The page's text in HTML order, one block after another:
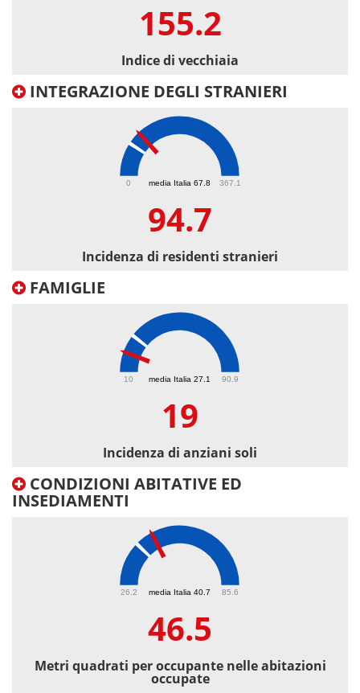
155.2
Indice di vecchiaia
INTEGRAZIONE DEGLI STRANIERI
media Italia 67.8
0 367.1
94.7
Incidenza di residenti stranieri
FAMIGLIE
media Italia 27.1
10 90.9
19
Incidenza di anziani soli
CONDIZIONI ABITATIVE ED
INSEDIAMENTI
media Italia 40.7
26.2 85.6
46.5
Metri quadrati per occupante nelle abitazioni
occupate